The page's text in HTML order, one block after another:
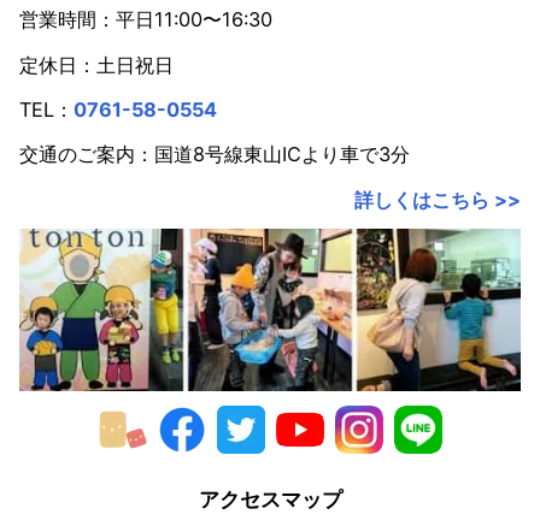
営業時間：平日11:00〜16:30
定休日：土日祝日
TEL： 0761-58-0554
交通のご案内：国道8号線東山ICより車で3分
詳しくはこちら >>
アクセスマップ